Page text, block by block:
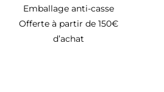
Emballage anti-casse
Offerte à partir de 150€
d’achat